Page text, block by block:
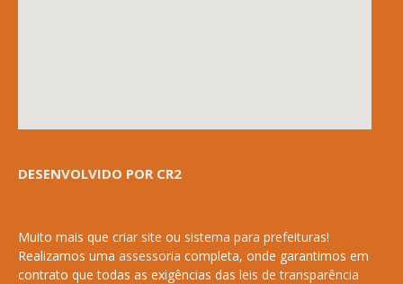
DESENVOLVIDO POR CR2
Muito mais que criar site ou sistema para prefeituras!
Realizamos uma assessoria completa, onde garantimos em
contrato que todas as exigências das leis de transparência